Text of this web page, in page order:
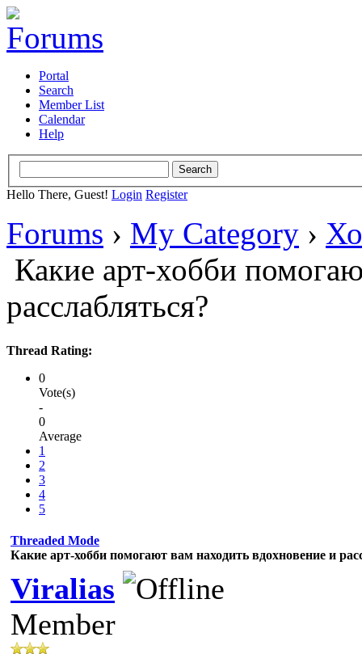
Portal
Search
Member List
Calendar
Help
Hello There, Guest! Login Register
Forums › My Category ›
Какие арт-хобби
расслабляться?
Thread Rating:
0
Vote(s)
-
0
Average
1
2
3
4
5
Threaded Mode
Какие арт-хобби помогают вам находить вдохновение и
Viralias
Member